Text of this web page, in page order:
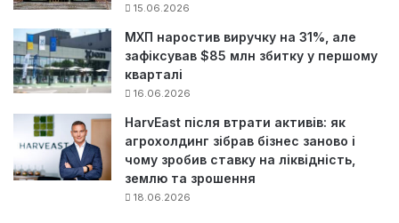
15.06.2026
МХП наростив виручку на 31%, але
зафіксував $85 млн збитку у першому
кварталі
16.06.2026
HarvEast після втрати активів: як
агрохолдинг зібрав бізнес заново і
чому зробив ставку на ліквідність,
землю та зрошення
18.06.2026